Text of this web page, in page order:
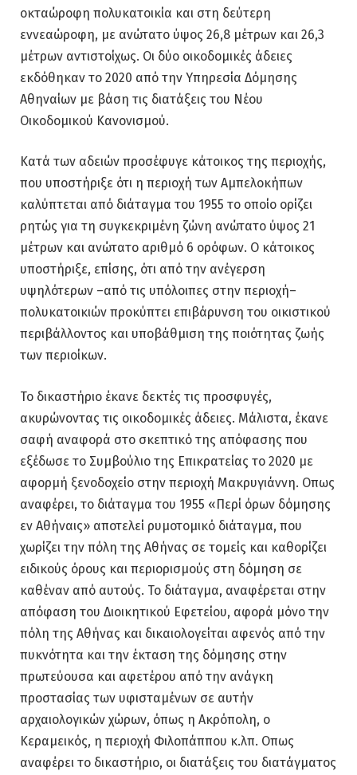
οκταώροφη πολυκατοικία και στη δεύτερη
εννεαώροφη, με ανώτατο ύψος 26,8 μέτρων και 26,3
μέτρων αντιστοίχως. Οι δύο οικοδομικές άδειες
εκδόθηκαν το 2020 από την Υπηρεσία Δόμησης
Αθηναίων με βάση τις διατάξεις του Νέου
Οικοδομικού Κανονισμού.
Κατά των αδειών προσέφυγε κάτοικος της περιοχής,
που υποστήριξε ότι η περιοχή των Αμπελοκήπων
καλύπτεται από διάταγμα του 1955 το οποίο ορίζει
ρητώς για τη συγκεκριμένη ζώνη ανώτατο ύψος 21
μέτρων και ανώτατο αριθμό 6 ορόφων. Ο κάτοικος
υποστήριξε, επίσης, ότι από την ανέγερση
υψηλότερων –από τις υπόλοιπες στην περιοχή–
πολυκατοικιών προκύπτει επιβάρυνση του οικιστικού
περιβάλλοντος και υποβάθμιση της ποιότητας ζωής
των περιοίκων.
Το δικαστήριο έκανε δεκτές τις προσφυγές,
ακυρώνοντας τις οικοδομικές άδειες. Μάλιστα, έκανε
σαφή αναφορά στο σκεπτικό της απόφασης που
εξέδωσε το Συμβούλιο της Επικρατείας το 2020 με
αφορμή ξενοδοχείο στην περιοχή Μακρυγιάννη. Οπως
αναφέρει, το διάταγμα του 1955 «Περί όρων δόμησης
εν Αθήναις» αποτελεί ρυμοτομικό διάταγμα, που
χωρίζει την πόλη της Αθήνας σε τομείς και καθορίζει
ειδικούς όρους και περιορισμούς στη δόμηση σε
καθέναν από αυτούς. Το διάταγμα, αναφέρεται στην
απόφαση του Διοικητικού Εφετείου, αφορά μόνο την
πόλη της Αθήνας και δικαιολογείται αφενός από την
πυκνότητα και την έκταση της δόμησης στην
πρωτεύουσα και αφετέρου από την ανάγκη
προστασίας των υφισταμένων σε αυτήν
αρχαιολογικών χώρων, όπως η Ακρόπολη, ο
Κεραμεικός, η περιοχή Φιλοπάππου κ.λπ. Οπως
αναφέρει το δικαστήριο, οι διατάξεις του διατάγματος